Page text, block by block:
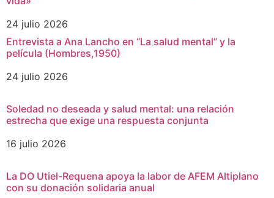
24 julio 2026
Entrevista a Ana Lancho en “La salud mental” y la
película (Hombres,1950)
24 julio 2026
Soledad no deseada y salud mental: una relación
estrecha que exige una respuesta conjunta
16 julio 2026
La DO Utiel-Requena apoya la labor de AFEM Altiplano
con su donación solidaria anual